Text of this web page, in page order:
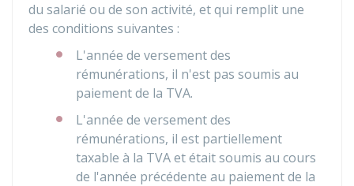
du salarié ou de son activité, et qui remplit une
des conditions suivantes :
L'année de versement des
rémunérations, il n'est pas soumis au
paiement de la TVA.
L'année de versement des
rémunérations, il est partiellement
taxable à la TVA et était soumis au cours
de l'année précédente au paiement de la